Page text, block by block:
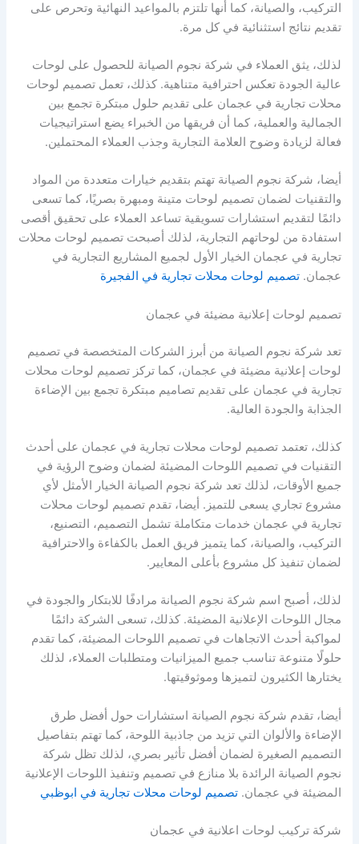
التركيب، والصيانة، كما أنها تلتزم بالمواعيد النهائية وتحرص على
تقديم نتائج استثنائية في كل مرة.
لذلك، يثق العملاء في شركة نجوم الصيانة للحصول على لوحات
عالية الجودة تعكس احترافية متناهية. كذلك، تعمل تصميم لوحات
محلات تجارية في عجمان على تقديم حلول مبتكرة تجمع بين
الجمالية والعملية، كما أن فريقها من الخبراء يضع استراتيجيات
فعالة لزيادة وضوح العلامة التجارية وجذب العملاء المحتملين.
أيضا، شركة نجوم الصيانة تهتم بتقديم خيارات متعددة من المواد
والتقنيات لضمان تصميم لوحات متينة ومبهرة بصريًا، كما تسعى
دائمًا لتقديم استشارات تسويقية تساعد العملاء على تحقيق أقصى
استفادة من لوحاتهم التجارية، لذلك أصبحت تصميم لوحات محلات
تجارية في عجمان الخيار الأول لجميع المشاريع التجارية في
عجمان.تصميم لوحات محلات تجارية في الفجيرة
تصميم لوحات إعلانية مضيئة في عجمان
تعد شركة نجوم الصيانة من أبرز الشركات المتخصصة في تصميم
لوحات إعلانية مضيئة في عجمان، كما تركز تصميم لوحات محلات
تجارية في عجمان على تقديم تصاميم مبتكرة تجمع بين الإضاءة
الجذابة والجودة العالية.
كذلك، تعتمد تصميم لوحات محلات تجارية في عجمان على أحدث
التقنيات في تصميم اللوحات المضيئة لضمان وضوح الرؤية في
جميع الأوقات، لذلك تعد شركة نجوم الصيانة الخيار الأمثل لأي
مشروع تجاري يسعى للتميز. أيضا، تقدم تصميم لوحات محلات
تجارية في عجمان خدمات متكاملة تشمل التصميم، التصنيع،
التركيب، والصيانة، كما يتميز فريق العمل بالكفاءة والاحترافية
لضمان تنفيذ كل مشروع بأعلى المعايير.
لذلك، أصبح اسم شركة نجوم الصيانة مرادفًا للابتكار والجودة في
مجال اللوحات الإعلانية المضيئة. كذلك، تسعى الشركة دائمًا
لمواكبة أحدث الاتجاهات في تصميم اللوحات المضيئة، كما تقدم
حلولًا متنوعة تناسب جميع الميزانيات ومتطلبات العملاء، لذلك
يختارها الكثيرون لتميزها وموثوقيتها.
أيضا، تقدم شركة نجوم الصيانة استشارات حول أفضل طرق
الإضاءة والألوان التي تزيد من جاذبية اللوحة، كما تهتم بتفاصيل
التصميم الصغيرة لضمان أفضل تأثير بصري، لذلك تظل شركة
نجوم الصيانة الرائدة بلا منازع في تصميم وتنفيذ اللوحات الإعلانية
المضيئة في عجمان.تصميم لوحات محلات تجارية في ابوظبي
شركة تركيب لوحات اعلانية في عجمان